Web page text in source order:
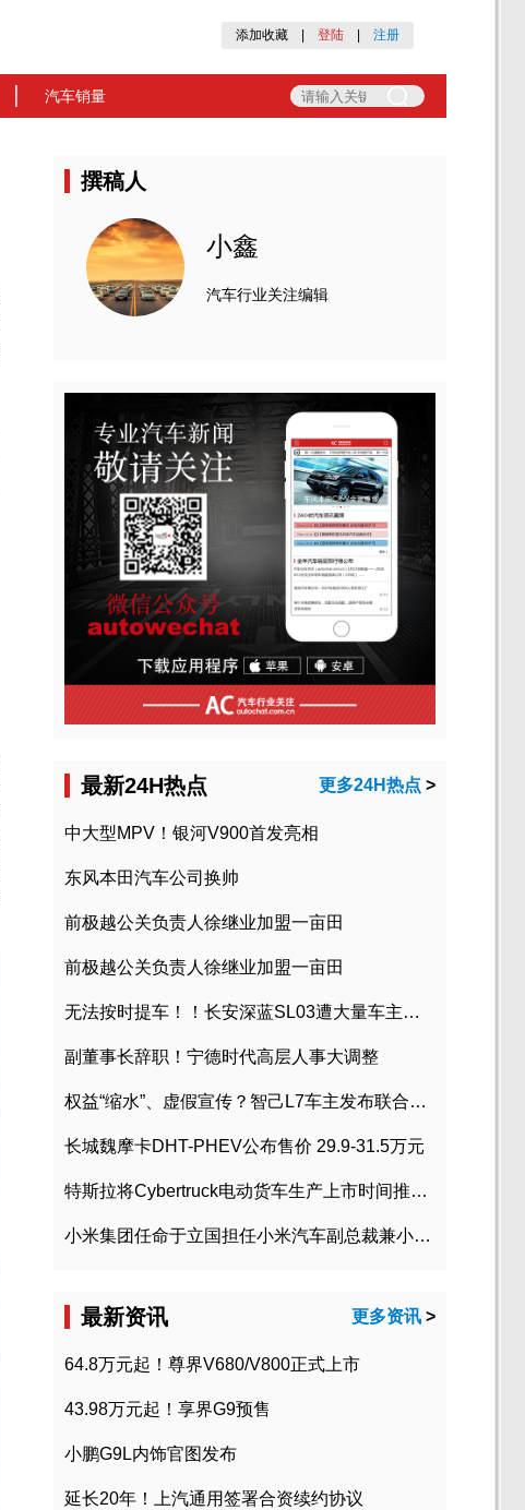
添加收藏 登陆 注册
汽车销量
撰稿人
小鑫
汽车行业关注编辑
最新24H热点 更多24H热点 >
中大型MPV！银河V900首发亮相
东风本田汽车公司换帅
前极越公关负责人徐继业加盟一亩田
前极越公关负责人徐继业加盟一亩田
无法按时提车！！长安深蓝SL03遭大量车主投诉
副董事长辞职！宁德时代高层人事大调整
权益“缩水”、虚假宣传？智己L7车主发布联合维权声明
长城魏摩卡DHT-PHEV公布售价 29.9-31.5万元
特斯拉将Cybertruck电动货车生产上市时间推迟到2023年初
小米集团任命于立国担任小米汽车副总裁兼小米汽车北京总部政委
最新资讯 更多资讯 >
64.8万元起！尊界V680/V800正式上市
43.98万元起！享界G9预售
小鹏G9L内饰官图发布
延长20年！上汽通用签署合资续约协议